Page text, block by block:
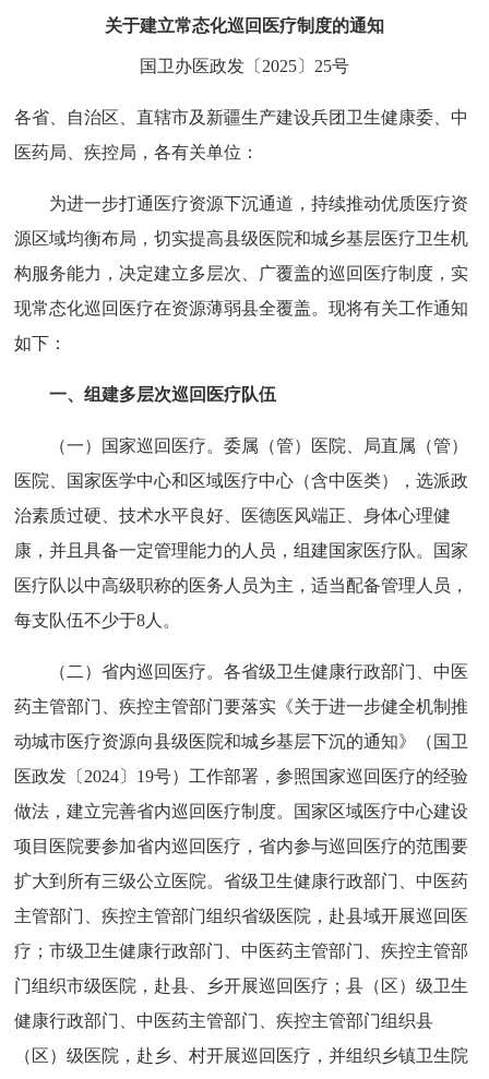
关于建立常态化巡回医疗制度的通知
国卫办医政发〔2025〕25号
各省、自治区、直辖市及新疆生产建设兵团卫生健康委、中
医药局、疾控局，各有关单位：
为进一步打通医疗资源下沉通道，持续推动优质医疗资
源区域均衡布局，切实提高县级医院和城乡基层医疗卫生机
构服务能力，决定建立多层次、广覆盖的巡回医疗制度，实
现常态化巡回医疗在资源薄弱县全覆盖。现将有关工作通知
如下：
一、组建多层次巡回医疗队伍
（一）国家巡回医疗。委属（管）医院、局直属（管）
医院、国家医学中心和区域医疗中心（含中医类），选派政
治素质过硬、技术水平良好、医德医风端正、身体心理健
康，并且具备一定管理能力的人员，组建国家医疗队。国家
医疗队以中高级职称的医务人员为主，适当配备管理人员，
每支队伍不少于8人。
（二）省内巡回医疗。各省级卫生健康行政部门、中医
药主管部门、疾控主管部门要落实《关于进一步健全机制推
动城市医疗资源向县级医院和城乡基层下沉的通知》（国卫
医政发〔2024〕19号）工作部署，参照国家巡回医疗的经验
做法，建立完善省内巡回医疗制度。国家区域医疗中心建设
项目医院要参加省内巡回医疗，省内参与巡回医疗的范围要
扩大到所有三级公立医院。省级卫生健康行政部门、中医药
主管部门、疾控主管部门组织省级医院，赴县域开展巡回医
疗；市级卫生健康行政部门、中医药主管部门、疾控主管部
门组织市级医院，赴县、乡开展巡回医疗；县（区）级卫生
健康行政部门、中医药主管部门、疾控主管部门组织县
（区）级医院，赴乡、村开展巡回医疗，并组织乡镇卫生院